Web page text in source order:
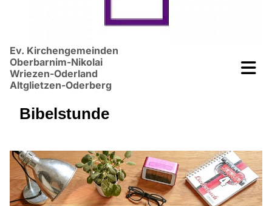
Ev. Kirchengemeinden
Oberbarnim-Nikolai
Wriezen-Oderland
Altglietzen-Oderberg
Bibelstunde